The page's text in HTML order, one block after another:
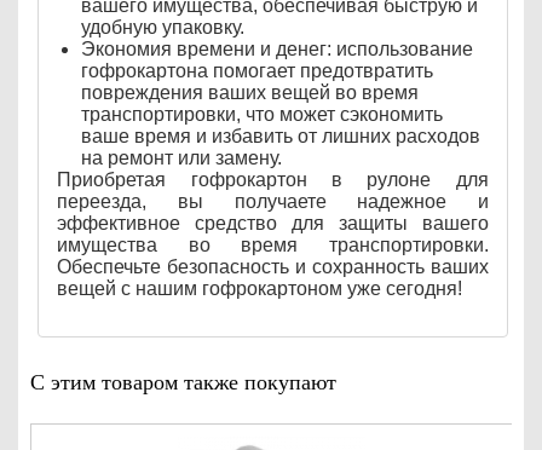
вашего имущества, обеспечивая быструю и
удобную упаковку.
Экономия времени и денег: использование
гофрокартона помогает предотвратить
повреждения ваших вещей во время
транспортировки, что может сэкономить
ваше время и избавить от лишних расходов
на ремонт или замену.
Приобретая гофрокартон в рулоне для
переезда, вы получаете надежное и
эффективное средство для защиты вашего
имущества во время транспортировки.
Обеспечьте безопасность и сохранность ваших
вещей с нашим гофрокартоном уже сегодня!
С этим товаром также покупают